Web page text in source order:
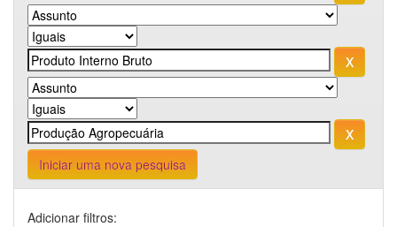
Iniciar uma nova pesquisa
Adicionar filtros: